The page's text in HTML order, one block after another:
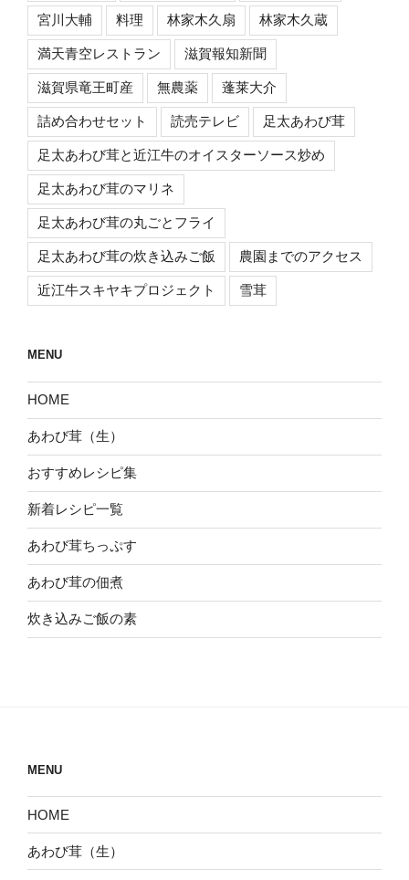
宮川大輔 料理 林家木久扇 林家木久蔵
満天青空レストラン 滋賀報知新聞
滋賀県竜王町産 無農薬 蓬莱大介
詰め合わせセット 読売テレビ 足太あわび茸
足太あわび茸と近江牛のオイスターソース炒め
足太あわび茸のマリネ
足太あわび茸の丸ごとフライ
足太あわび茸の炊き込みご飯 農園までのアクセス
近江牛スキヤキプロジェクト 雪茸
MENU
HOME
あわび茸（生）
おすすめレシピ集
新着レシピ一覧
あわび茸ちっぷす
あわび茸の佃煮
炊き込みご飯の素
MENU
HOME
あわび茸（生）